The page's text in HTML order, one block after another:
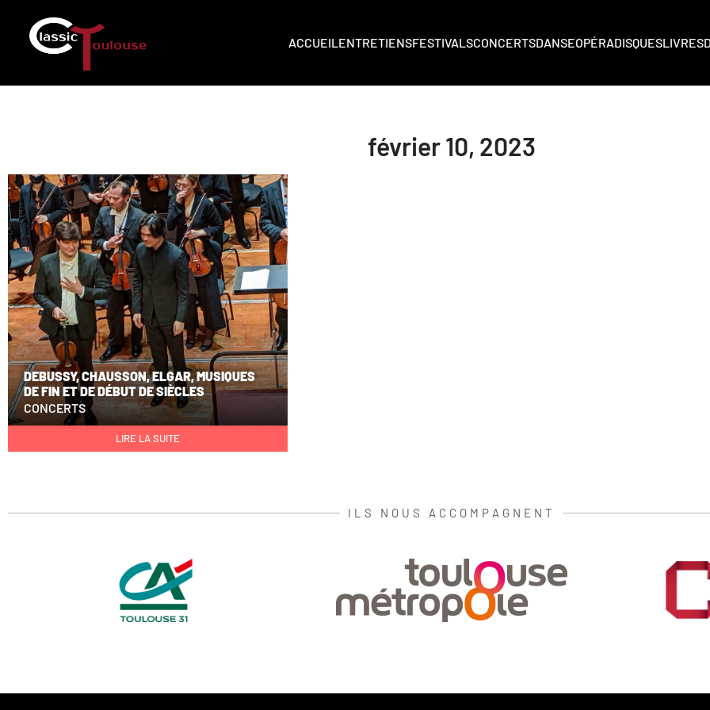
ACCUEILENTRETIENSFESTIVALSCONCERTSDANSEOPÉRADISQUESLIVRES
février 10, 2023
DEBUSSY, CHAUSSON, ELGAR, MUSIQUES
DE FIN ET DE DÉBUT DE SIÈCLES
CONCERTS
LIRE LA SUITE
ILS NOUS ACCOMPAGNENT